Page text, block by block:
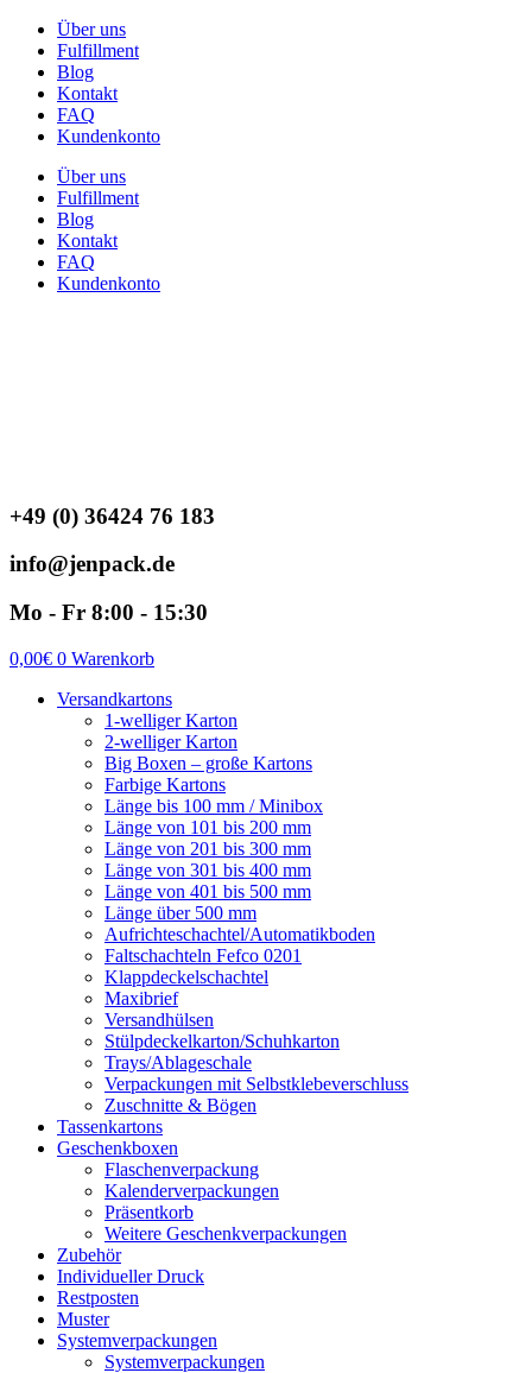
Über uns
Fulfillment
Blog
Kontakt
FAQ
Kundenkonto
Über uns
Fulfillment
Blog
Kontakt
FAQ
Kundenkonto
+49 (0) 36424 76 183
info@jenpack.de
Mo - Fr 8:00 - 15:30
0,00€ 0 Warenkorb
Versandkartons
1-welliger Karton
2-welliger Karton
Big Boxen – große Kartons
Farbige Kartons
Länge bis 100 mm / Minibox
Länge von 101 bis 200 mm
Länge von 201 bis 300 mm
Länge von 301 bis 400 mm
Länge von 401 bis 500 mm
Länge über 500 mm
Aufrichteschachtel/Automatikboden
Faltschachteln Fefco 0201
Klappdeckelschachtel
Maxibrief
Versandhülsen
Stülpdeckelkarton/Schuhkarton
Trays/Ablageschale
Verpackungen mit Selbstklebeverschluss
Zuschnitte & Bögen
Tassenkartons
Geschenkboxen
Flaschenverpackung
Kalenderverpackungen
Präsentkorb
Weitere Geschenkverpackungen
Zubehör
Individueller Druck
Restposten
Muster
Systemverpackungen
Systemverpackungen